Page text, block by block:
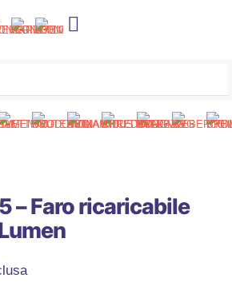
– Faro ricaricabile